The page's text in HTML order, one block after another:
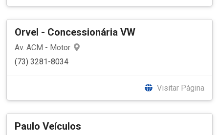
Orvel - Concessionária VW
Av. ACM - Motor
(73) 3281-8034
Visitar Página
Paulo Veículos